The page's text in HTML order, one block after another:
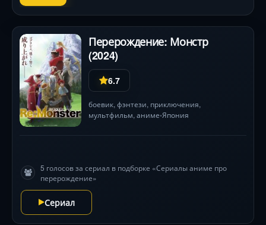
Перерождение: Монстр
(2024)
6.7
боевик, фэнтези, приключения,
мультфильм, аниме•Япония
5 голосов за сериал в подборке «Сериалы аниме про
перерождение»
Сериал